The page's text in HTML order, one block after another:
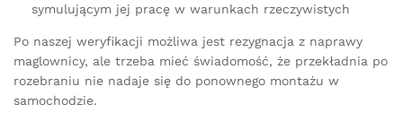
symulującym jej pracę w warunkach rzeczywistych
Po naszej weryfikacji możliwa jest rezygnacja z naprawy
maglownicy, ale trzeba mieć świadomość, że przekładnia po
rozebraniu nie nadaje się do ponownego montażu w
samochodzie.